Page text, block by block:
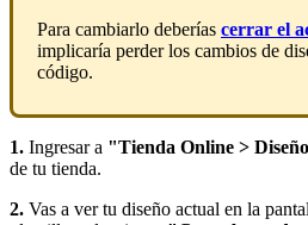
Para cambiarlo deberías cerrar el
implicaría perder los cambios de
código.
1. Ingresar a "Tienda Online >
de tu tienda.
2. Vas a ver tu diseño actual en la